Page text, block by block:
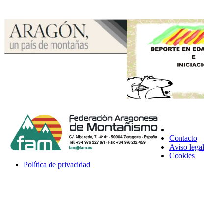
Contacto
Aviso legal
Cookies
Política de privacidad